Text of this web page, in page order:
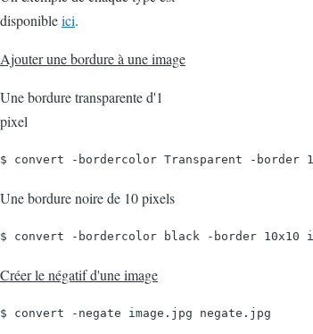
disponibleici.
Ajouter une bordure à une image
Une bordure transparente d'1
pixel
$ convert -bordercolor Transparent -border
Une bordure noire de 10 pixels
$ convert -bordercolor black -border 10x10
Créer le négatif d'une image
$ convert -negate image.jpg negate.jpg